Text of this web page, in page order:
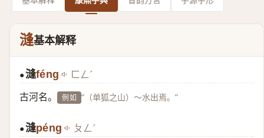
漨基本解释
●漨féng ㄈㄥˊ
古河名。 例如 “（单狐之山）～水出焉。”
●漨péng ㄆㄥˊ